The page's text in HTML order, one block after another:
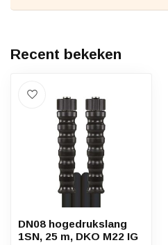
Recent bekeken
DN08 hogedrukslang
1SN, 25 m, DKO M22 IG